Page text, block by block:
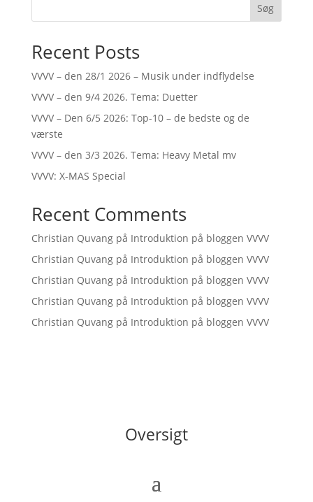
Søg
Recent Posts
VVVV – den 28/1 2026 – Musik under indflydelse
VVVV – den 9/4 2026. Tema: Duetter
VVVV – Den 6/5 2026: Top-10 – de bedste og de
værste
VVVV – den 3/3 2026. Tema: Heavy Metal mv
VVVV: X-MAS Special
Recent Comments
Christian Quvangpå Introduktion på bloggen VVVV
Christian Quvangpå Introduktion på bloggen VVVV
Christian Quvangpå Introduktion på bloggen VVVV
Christian Quvangpå Introduktion på bloggen VVVV
Christian Quvangpå Introduktion på bloggen VVVV
Oversigt